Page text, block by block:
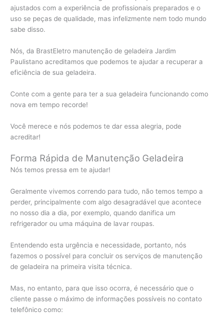
ajustados com a experiência de profissionais preparados e o
uso se peças de qualidade, mas infelizmente nem todo mundo
sabe disso.
Nós, da BrastEletro manutenção de geladeira Jardim
Paulistano acreditamos que podemos te ajudar a recuperar a
eficiência de sua geladeira.
Conte com a gente para ter a sua geladeira funcionando como
nova em tempo recorde!
Você merece e nós podemos te dar essa alegria, pode
acreditar!
Forma Rápida de Manutenção Geladeira
Nós temos pressa em te ajudar!
Geralmente vivemos correndo para tudo, não temos tempo a
perder, principalmente com algo desagradável que acontece
no nosso dia a dia, por exemplo, quando danifica um
refrigerador ou uma máquina de lavar roupas.
Entendendo esta urgência e necessidade, portanto, nós
fazemos o possível para concluir os serviços de manutenção
de geladeira na primeira visita técnica.
Mas, no entanto, para que isso ocorra, é necessário que o
cliente passe o máximo de informações possíveis no contato
telefônico como: